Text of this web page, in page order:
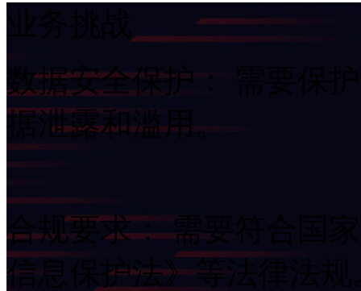
数据安全保护： 需要保
据泄露和滥用。
合规要求： 需要符合
信息保护法》等法律法规